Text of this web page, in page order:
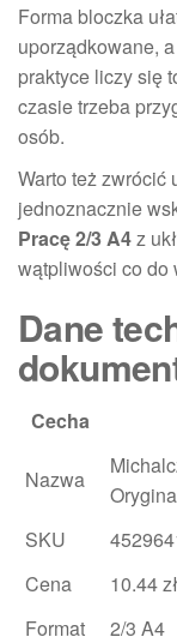
Forma bloczka
uporządkowane,
praktyce liczy się
czasie trzeba
osób.
Warto też zwrócić
jednoznacznie
Pracę 2/3 A4z
wątpliwości co do
Dane
Cecha
Nazwa
SKU
Cena
10.44 zł
Format
2/3 A4